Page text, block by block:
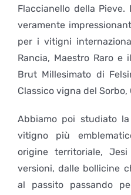
Flaccianello della
veramente
per i vitigni
Rancia, Maestro Raro e
Brut Millesimato di
Classico vigna del Sorbo,
Abbiamo poi studiato
vitigno più
origine territoriale,
versioni, dalle bollicine
al passito passando